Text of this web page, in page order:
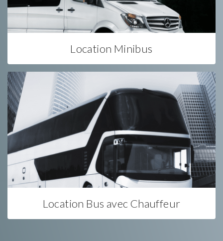
Location Minibus
Location Bus avec Chauffeur